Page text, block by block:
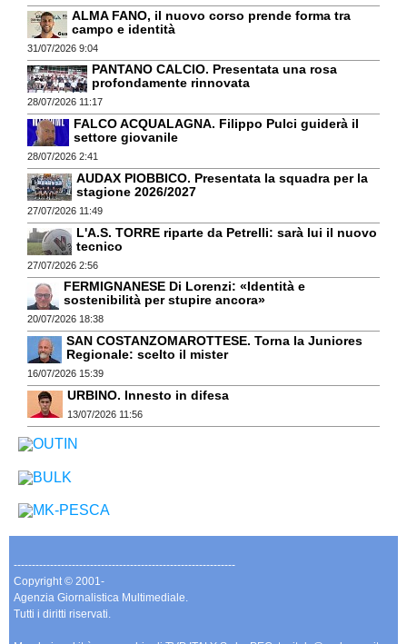
ALMA FANO, il nuovo corso prende forma tra
campo e identità
31/07/2026 9:04
PANTANO CALCIO. Presentata una rosa
profondamente rinnovata
28/07/2026 11:17
FALCO ACQUALAGNA. Filippo Pulci guiderà il
settore giovanile
28/07/2026 2:41
AUDAX PIOBBICO. Presentata la squadra per la
stagione 2026/2027
27/07/2026 11:49
L'A.S. TORRE riparte da Petrelli: sarà lui il nuovo
tecnico
27/07/2026 2:56
FERMIGNANESE Di Lorenzi: «Identità e
sostenibilità per stupire ancora»
20/07/2026 18:38
SAN COSTANZOMAROTTESE. Torna la Juniores
Regionale: scelto il mister
16/07/2026 15:39
URBINO. Innesto in difesa
13/07/2026 11:56
-------------------------------------------------------------
Copyright © 2001-
Agenzia Giornalistica Multimediale.
Tutti i diritti riservati.